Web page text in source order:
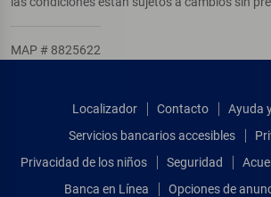
MAP # 8825622
Localizador Contacto
Ayuda
Servicios bancarios accesibles
Privacidad de los niños
Seguridad
Banca en Línea
Opciones de